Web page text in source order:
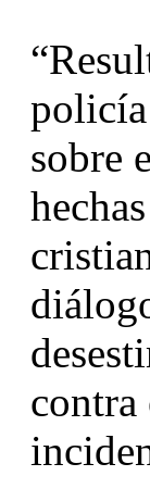
sobre
contra